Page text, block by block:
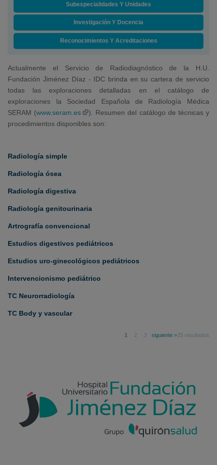
Subespecialidades Y Unidades
Investigación Y Docencia
Reconocimientos Y Acreditaciones
Actualmente el Servicio de Radiodiagnóstico de la H.U.
Fundación Jiménez Díaz - IDC brinda en su cartera de servicio
todas las exploraciones detalladas en el catálogo de
exploraciones la Sociedad Española de Radiología Médica
SERAM (www.seram.es
). Resumen del catálogo de técnicas y
procedimientos disponibles son:
Radiología simple
Radiología ósea
Radiología digestiva
Radiología genitourinaria
Artrografía convencional
Estudios digestivos pediátricos
Estudios uro-ginecológicos pediátricos
Intervencionismo pediátrico
TC Neurorradiología
TC Body y vascular
25 resultados
1 2 3 siguiente >